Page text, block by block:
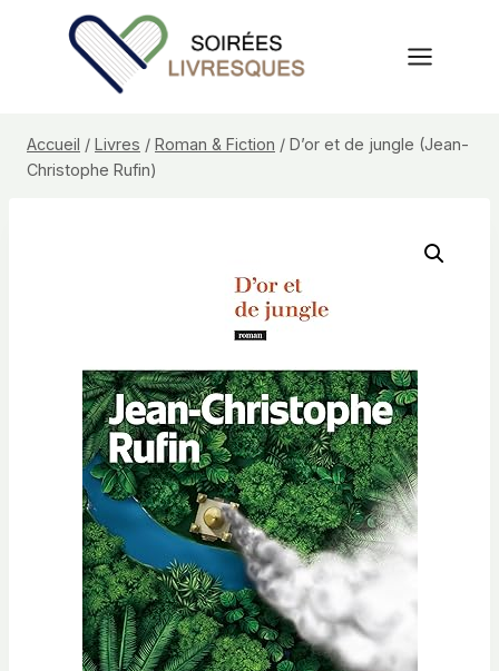
Accueil / Livres / Roman & Fiction / D’or et de jungle (Jean-
Christophe Rufin)